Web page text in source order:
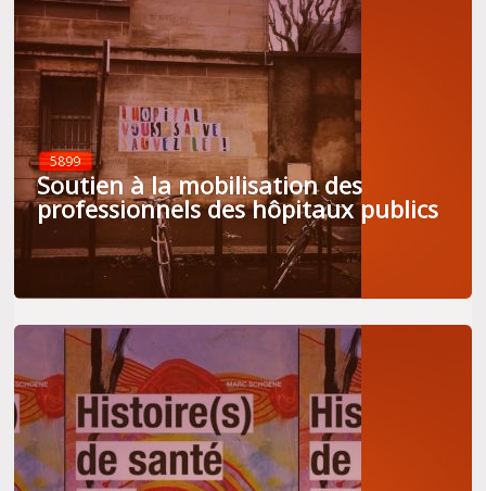
5899
Soutien à la mobilisation des
professionnels des hôpitaux publics